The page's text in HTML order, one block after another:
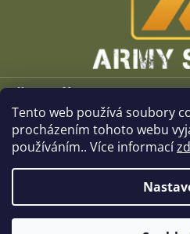
Tento web používá soubory
procházením tohoto webu
používáním.. Více informací
Vše o nákupu
O společnosti
Kamenné prodejny
Kontakt